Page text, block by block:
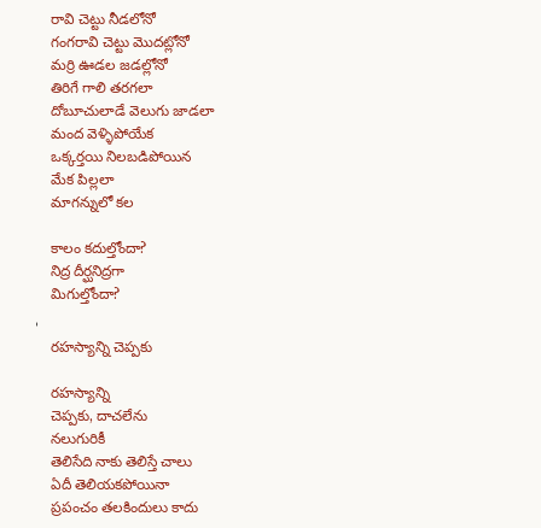
రావి చెట్టు నీడలోనో
గంగరావి చెట్టు మొదట్లోనో
మర్రి ఊడల జడల్లోనో
తిరిగే గాలి తరగలా
దోబూచులాడే వెలుగు జాడలా
మంద వెళ్ళిపోయేక
ఒక్కర్తయి నిలబడిపోయిన
మేక పిల్లలా
మాగన్నులో కల
కాలం కదుల్తోందా?
నిద్ర దీర్ఘనిద్రగా
మిగుల్తోందా?
రహస్యాన్ని చెప్పకు
రహస్యాన్ని
చెప్పకు, దాచలేను
నలుగురికీ
తెలిసేది నాకు తెలిస్తే చాలు
ఏదీ తెలియకపోయినా
ప్రపంచం తలకిందులు కాదు